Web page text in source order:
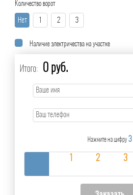
Количество ворот
Нет 2 3
Наличие электричества на участке
Итого: 0 руб.
Нажмите на цифру 3